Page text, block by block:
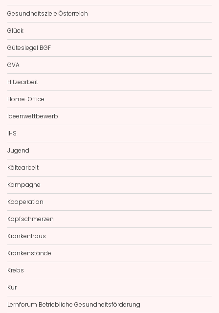
Gesundheitsziele Österreich
Glück
Gütesiegel BGF
GVA
Hitzearbeit
Home-Office
Ideenwettbewerb
IHS
Jugend
Kältearbeit
Kampagne
Kooperation
Kopfschmerzen
Krankenhaus
Krankenstände
Krebs
Kur
Lernforum Betriebliche Gesundheitsförderung